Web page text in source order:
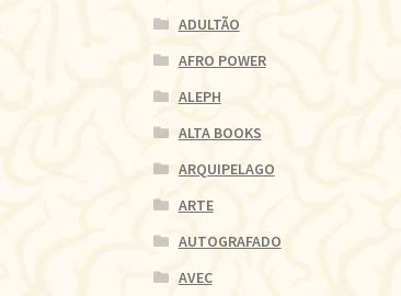
ADULTÃO
AFRO POWER
ALEPH
ALTA BOOKS
ARQUIPELAGO
ARTE
AUTOGRAFADO
AVEC